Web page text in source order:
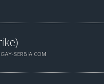
GAY-SERBIA.COM